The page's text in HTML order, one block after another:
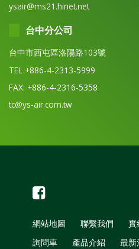
ysair@ms21.hinet.net
台中分公司
台中市西屯區洛陽路103號
TEL +886-4-2313-5999
FAX: +886-4-2316-5358
tc@ys-air.com.tw
網站地圖 聯繫我們 實
詢問車
產品介紹 最新